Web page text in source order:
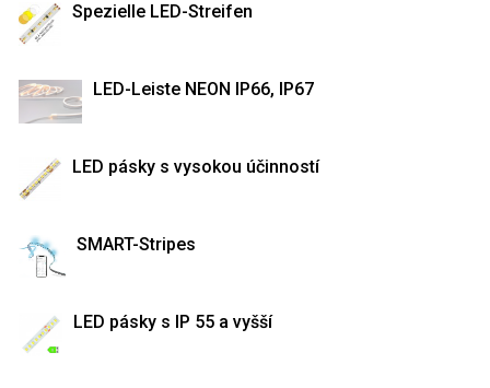
Spezielle LED-Streifen
LED-Leiste NEON IP66, IP67
LED pásky s vysokou účinností
SMART-Stripes
LED pásky s IP 55 a vyšší